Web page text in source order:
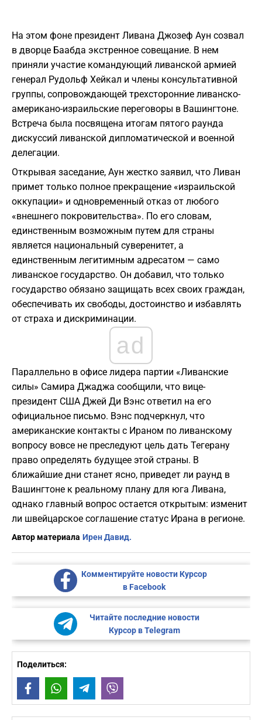
На этом фоне президент Ливана Джозеф Аун созвал
в дворце Баабда экстренное совещание. В нем
приняли участие командующий ливанской армией
генерал Рудольф Хейкал и члены консультативной
группы, сопровождающей трехсторонние ливанско-
американо-израильские переговоры в Вашингтоне.
Встреча была посвящена итогам пятого раунда
дискуссий ливанской дипломатической и военной
делегации.
Открывая заседание, Аун жестко заявил, что Ливан
примет только полное прекращение «израильской
оккупации» и одновременный отказ от любого
«внешнего покровительства». По его словам,
единственным возможным путем для страны
является национальный суверенитет, а
единственным легитимным адресатом — само
ливанское государство. Он добавил, что только
государство обязано защищать всех своих граждан,
обеспечивать их свободы, достоинство и избавлять
от страха и дискриминации.
ad
Параллельно в офисе лидера партии «Ливанские
силы» Самира Джаджа сообщили, что вице-
президент США Джей Ди Вэнс ответил на его
официальное письмо. Вэнс подчеркнул, что
американские контакты с Ираном по ливанскому
вопросу вовсе не преследуют цель дать Тегерану
право определять будущее этой страны. В
ближайшие дни станет ясно, приведет ли раунд в
Вашингтоне к реальному плану для юга Ливана,
однако главный вопрос остается открытым: изменит
ли швейцарское соглашение статус Ирана в регионе.
Автор материала Ирен Давид.
Комментируйте новости Курсор
в Facebook
Читайте последние новости
Курсор в Telegram
Поделиться:
FacebookWhatsAppTelegram